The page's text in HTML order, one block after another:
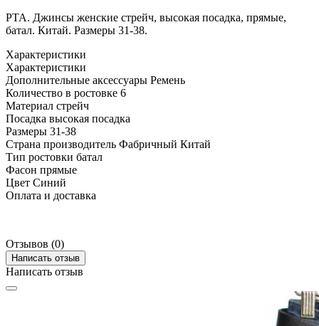
PTA. Джинсы женские стрейч, высокая посадка, прямые,
батал. Китай. Размеры 31-38.
Характеристики
Характеристики
Дополнительные аксессуары Ремень
Количество в ростовке 6
Материал стрейч
Посадка высокая посадка
Размеры 31-38
Страна производитель Фабричный Китай
Тип ростовки батал
Фасон прямые
Цвет Синий
Оплата и доставка
Отзывов (0)
Написать отзыв
Написать отзыв